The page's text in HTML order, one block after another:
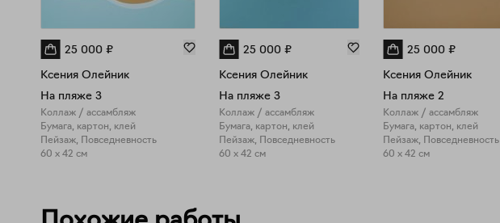
25 000 ₽
Ксения Олейник
На пляже 3
Коллаж / ассамбляж
Бумага, картон, клей
Пейзаж, Повседневность
60 x 42 см
25 000 ₽
Ксения Олейник
На пляже 3
Коллаж / ассамбляж
Бумага, картон, клей
Пейзаж, Повседневность
60 x 42 см
25 000 ₽
Ксения Олейник
На пляже 2
Коллаж / ассамбляж
Бумага, картон, клей
Пейзаж, Повседневность
60 x 42 см